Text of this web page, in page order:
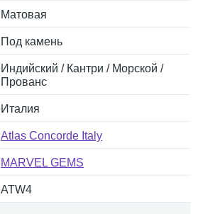
Матовая
Под камень
Индийский / Кантри / Морской /
Прованс
Италия
Atlas Concorde Italy
MARVEL GEMS
ATW4